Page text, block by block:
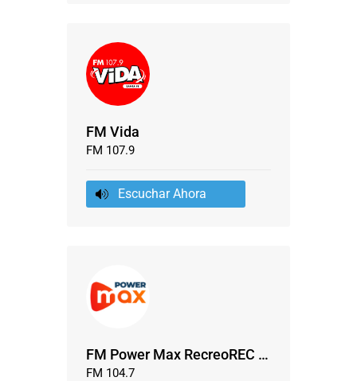
FM Vida
FM 107.9
Escuchar Ahora
FM Power Max RecreoREC FM
FM 104.7